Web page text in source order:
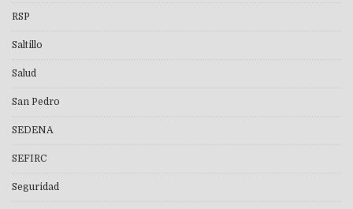
RSP
Saltillo
Salud
San Pedro
SEDENA
SEFIRC
Seguridad